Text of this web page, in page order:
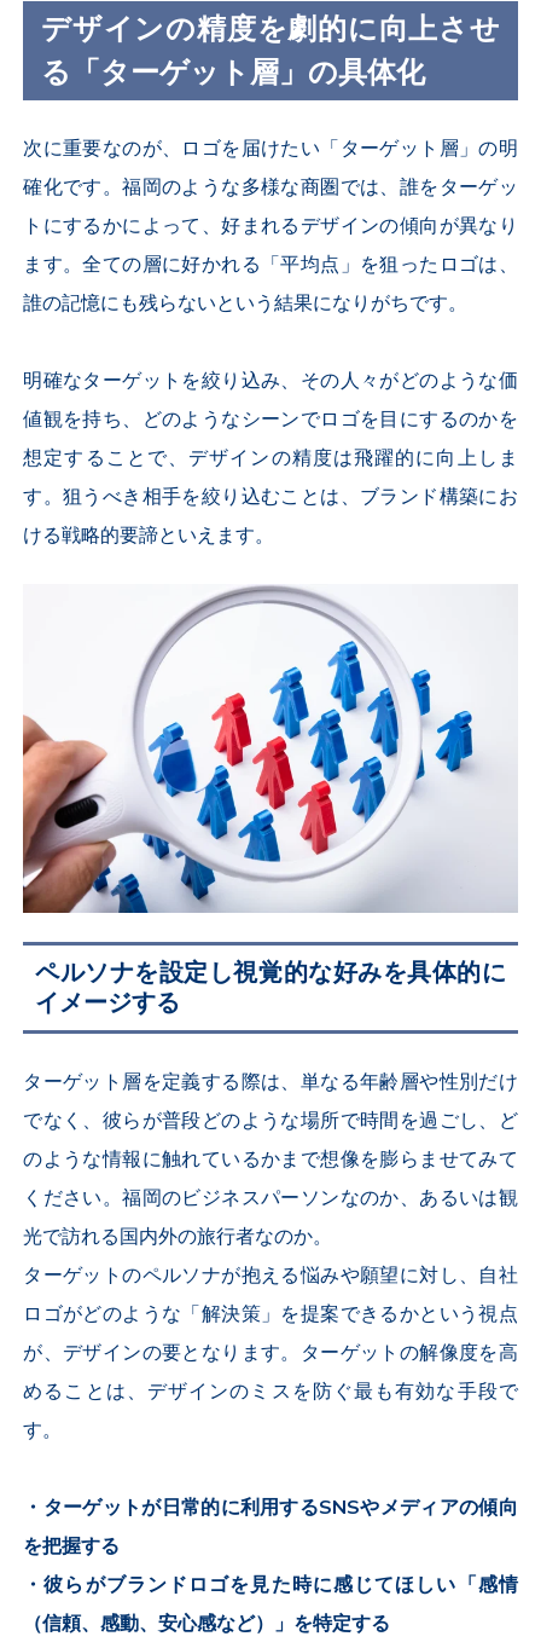
デザインの精度を劇的に向上させ
る「ターゲット層」の具体化
次に重要なのが、ロゴを届けたい「ターゲット層」の明
確化です。福岡のような多様な商圏では、誰をターゲッ
トにするかによって、好まれるデザインの傾向が異なり
ます。全ての層に好かれる「平均点」を狙ったロゴは、
誰の記憶にも残らないという結果になりがちです。
明確なターゲットを絞り込み、その人々がどのような価
値観を持ち、どのようなシーンでロゴを目にするのかを
想定することで、デザインの精度は飛躍的に向上しま
す。狙うべき相手を絞り込むことは、ブランド構築にお
ける戦略的要諦といえます。
ペルソナを設定し視覚的な好みを具体的に
イメージする
ターゲット層を定義する際は、単なる年齢層や性別だけ
でなく、彼らが普段どのような場所で時間を過ごし、ど
のような情報に触れているかまで想像を膨らませてみて
ください。福岡のビジネスパーソンなのか、あるいは観
光で訪れる国内外の旅行者なのか。
ターゲットのペルソナが抱える悩みや願望に対し、自社
ロゴがどのような「解決策」を提案できるかという視点
が、デザインの要となります。ターゲットの解像度を高
めることは、デザインのミスを防ぐ最も有効な手段で
す。
・ターゲットが日常的に利用するSNSやメディアの傾向
を把握する
・彼らがブランドロゴを見た時に感じてほしい「感情
（信頼、感動、安心感など）」を特定する